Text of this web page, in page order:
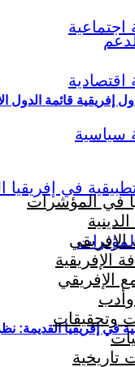
اجتماعية
اقتصادية
سياسية
في إفريقيا القديمة:
تحتل 6 دول إفريقية قائمة
في المؤشرات
الدينية
الإفريقية
الإفريقي
وأدب
وتحقيقات
تاريخية